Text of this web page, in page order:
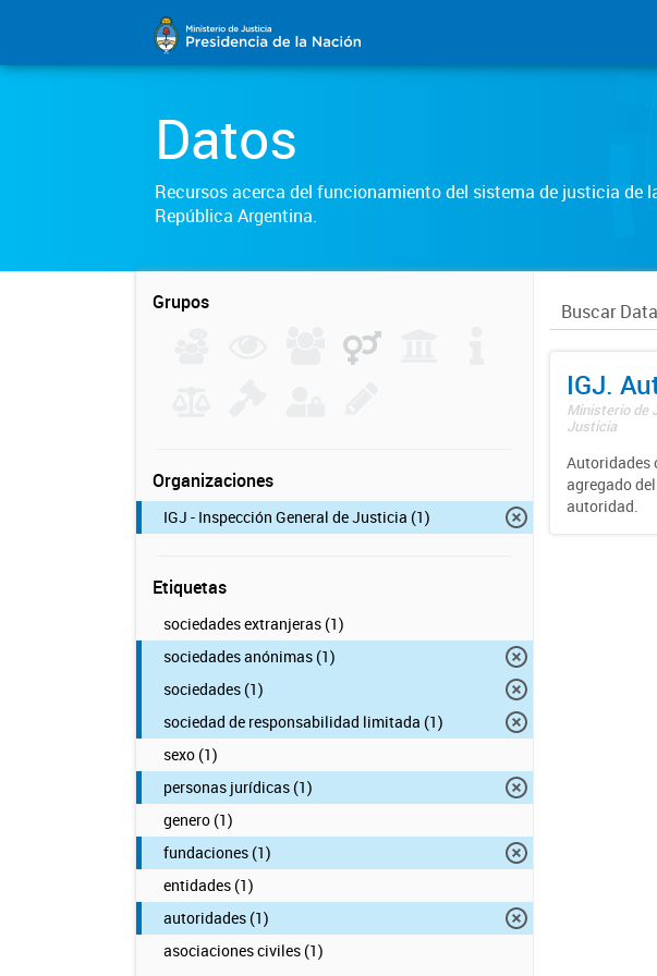
Datos
Recursos acerca del funcionamiento del sistema de justicia de
República Argentina.
Grupos
Organizaciones
IGJ - Inspección General de Justicia (1)
Etiquetas
sociedades extranjeras (1)
sociedades anónimas (1)
sociedades (1)
sociedad de responsabilidad limitada (1)
sexo (1)
personas jurídicas (1)
genero (1)
fundaciones (1)
entidades (1)
autoridades (1)
asociaciones civiles (1)
IGJ.
Ministerio de
Justicia
Autoridades
agregado
autoridad.